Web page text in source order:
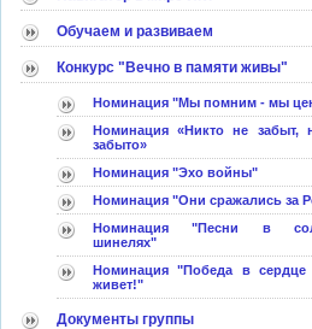
Обучаем и развиваем
Конкурс "Вечно в памяти живы"
Номинация "Мы помним - мы
Номинация «Никто не забыт,
забыто»
Номинация "Эхо войны"
Номинация "Они сражались за
Номинация "Песни в
шинелях"
Номинация "Победа в сердце
живет!"
Документы группы